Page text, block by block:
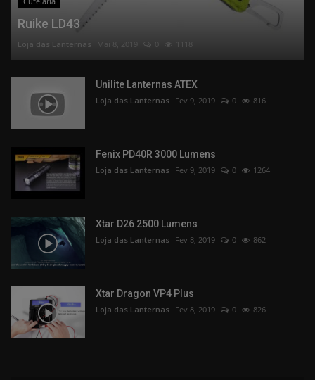
Ruike LD43
Loja das Lanternas Mai 8, 2019 0 1118
Unilite Lanternas ATEX
Loja das Lanternas Fev 9, 2019 0 816
Fenix PD40R 3000 Lumens
Loja das Lanternas Fev 9, 2019 0 1264
Xtar D26 2500 Lumens
Loja das Lanternas Fev 8, 2019 0 862
Xtar Dragon VP4 Plus
Loja das Lanternas Fev 8, 2019 0 826